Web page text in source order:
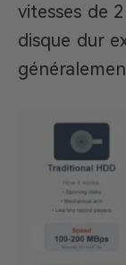
vitesses de
disque dur